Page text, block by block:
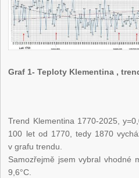
Graf 1- Teploty Klementina ,
Trend Klementina 1770-2025,
100 let od 1770, tedy 1870
v grafu trendu.
Samozřejmě jsem vybral vhodné
9,6°C.